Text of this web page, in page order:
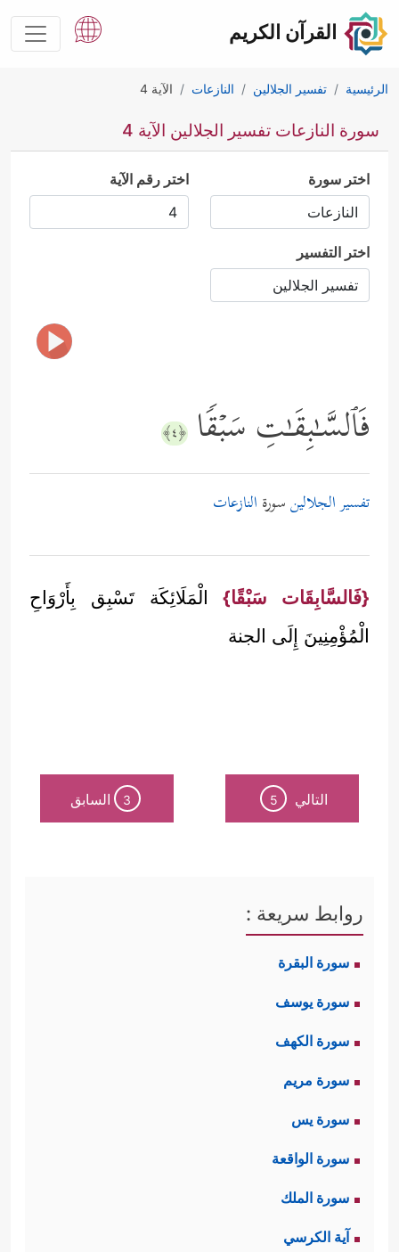
القرآن الكريم
الرئيسية تفسير الجلالين النازعات الآية 4
سورة النازعات تفسير الجلالين الآية 4
اختر سورة اختر رقم الآية
اختر التفسير
فَٱلسَّـٰبِقَـٰتِ سَبۡقࣰا ﴿٤﴾
تفسير الجلالينسورة النازعات
{فَالسَّابِقَات سَبْقًا}الْمَلَائِكَة تَسْبِق بِأَرْوَاحِ
الْمُؤْمِنِينَ إِلَى الجنة
التالي 5
3 السابق
روابط سريعة :
سورة البقرة
سورة يوسف
سورة الكهف
سورة مريم
سورة يس
سورة الواقعة
سورة الملك
آية الكرسي